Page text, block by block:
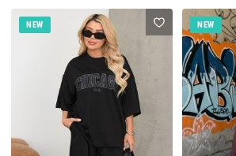
NEW NEW